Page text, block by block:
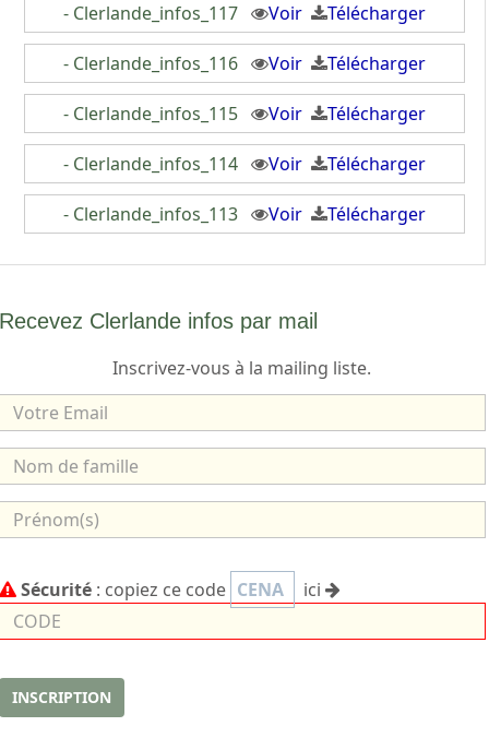
- Clerlande_infos_117 Voir Télécharger
- Clerlande_infos_116 Voir Télécharger
- Clerlande_infos_115 Voir Télécharger
- Clerlande_infos_114 Voir Télécharger
- Clerlande_infos_113 Voir Télécharger
Clerlande infos par mail
Inscrivez-vous à la mailing liste.
Sécurité: copiez ce code CENA ici
C
d
INSCRIPTION